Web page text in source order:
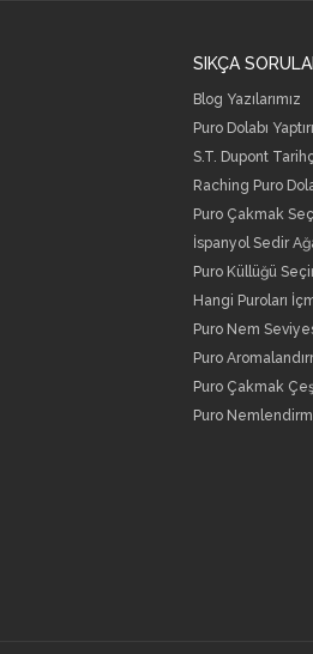
SIKÇA
Blog Yazılarımız
Puro Dolabı
S.T. Dupont
Raching Puro
Puro Çakmak
İspanyol Sedir
Puro Küllüğü
Hangi Puroları
Puro Nem
Puro
Puro Çakmak
Puro